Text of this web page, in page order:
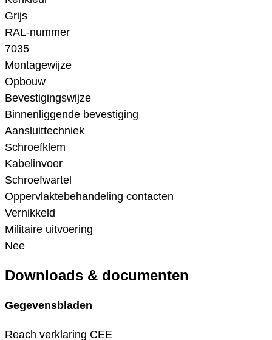
Grijs
RAL-nummer
7035
Montagewijze
Opbouw
Bevestigingswijze
Binnenliggende bevestiging
Aansluittechniek
Schroefklem
Kabelinvoer
Schroefwartel
Oppervlaktebehandeling contacten
Vernikkeld
Militaire uitvoering
Nee
Downloads & documenten
Gegevensbladen
Reach verklaring CEE